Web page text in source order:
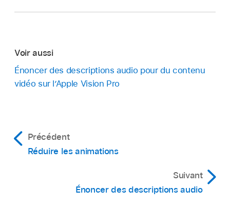
Voir aussi
Énoncer des descriptions audio pour du contenu
vidéo sur l’Apple Vision Pro
Précédent
Réduire les animations
Suivant
Énoncer des descriptions audio